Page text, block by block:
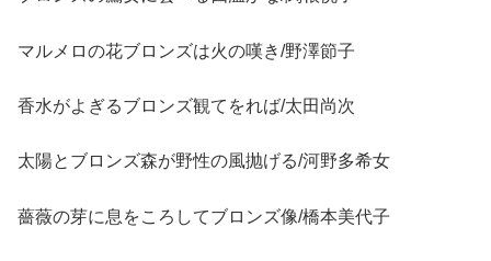
マルメロの花ブロンズは火の嘆き/野澤節子
香水がよぎるブロンズ観てをれば/太田尚次
太陽とブロンズ森が野性の風抛げる/河野多希女
薔薇の芽に息をころしてブロンズ像/橋本美代子